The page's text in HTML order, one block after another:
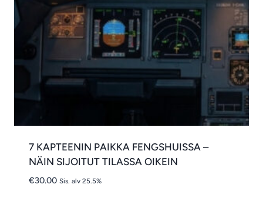
7 KAPTEENIN PAIKKA FENGSHUISSA –
NÄIN SIJOITUT TILASSA OIKEIN
€30.00 Sis. alv 25.5%